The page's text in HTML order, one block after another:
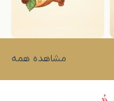
مشاهده همه